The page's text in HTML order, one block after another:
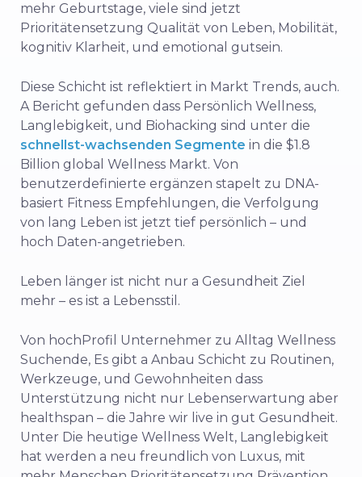
mehr Geburtstage, viele sind jetzt
Prioritätensetzung Qualität von Leben, Mobilität,
kognitiv Klarheit, und emotional gutsein.
Diese Schicht ist reflektiert in Markt Trends, auch.
ABericht gefunden dass Persönlich Wellness,
Langlebigkeit, und Biohacking sind unter die
schnellst-wachsenden Segmente in die $1.8
Billion global Wellness Markt. Von
benutzerdefinierte ergänzen stapelt zu DNA-
basiert Fitness Empfehlungen, die Verfolgung
von lang Leben ist jetzt tief persönlich – und
hoch Daten-angetrieben.
Leben länger ist nicht nur a Gesundheit Ziel
mehr – es ist a Lebensstil.
Von hoch Profil Unternehmer zu Alltag Wellness
Suchende, Es gibt a Anbau Schicht zu Routinen,
Werkzeuge, und Gewohnheiten dass
Unterstützung nicht nur Lebenserwartung aber
healthspan – dieJahre wir live in gut Gesundheit.
Unter Die heutige Wellness Welt, Langlebigkeit
hat werden a neu freundlich von Luxus, mit